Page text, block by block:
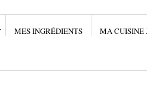
MES INGRÉDIENTS MA CUISINE